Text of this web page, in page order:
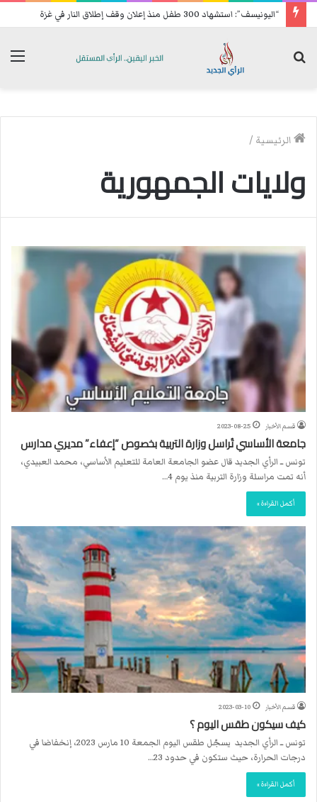
“اليونيسف”: استشهاد 300 طفل منذ إعلان وقف إطلاق النار في غزة
الرئيسية /
ولايات الجمهورية
قسم الأخبار 2023-08-25
جامعة الأساسي تُراسل وزارة التربية بخصوص “إعفاء” مديري مدارس
تونس ــ الرأي الجديد قال عضو الجامعة العامة للتعليم الأساسي، محمد العبيدي،
أنه تمت مراسلة وزارة التربية منذ يوم 4…
أكمل القراءة »
قسم الأخبار 2023-03-10
كيف سيكون طقس اليوم ؟
تونس ــ الرأي الجديد يسجّل طقس اليوم الجمعة 10 مارس 2023، إنخفاضا في
درجات الحرارة، حيث ستكون في حدود 23…
أكمل القراءة »